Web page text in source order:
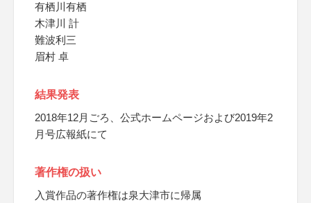
有栖川有栖
木津川 計
難波利三
眉村 卓
結果発表
2018年12月ごろ、公式ホームページおよび2019年2
月号広報紙にて
著作権の扱い
入賞作品の著作権は泉大津市に帰属